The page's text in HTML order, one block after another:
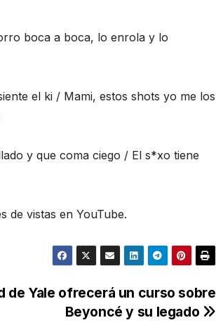
boca a boca, lo enrola y lo
el ki / Mami, estos shots yo me los
y que coma ciego / El s*xo tiene
de vistas en YouTube.
de Yale ofrecerá un curso sobre
Beyoncé y su legado